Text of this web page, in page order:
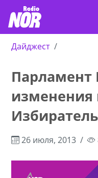
Дайджест
Парламент
изменения
26 июля, 2013